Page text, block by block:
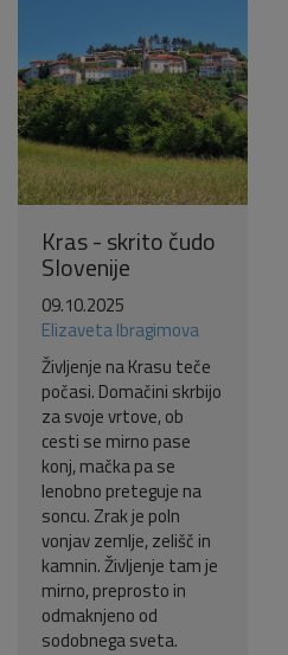
Kras - skrito čudo
Slovenije
09.10.2025
Elizaveta Ibragimova
Življenje na Krasu teče
počasi. Domačini skrbijo
za svoje vrtove, ob
cesti se mirno pase
konj, mačka pa se
lenobno preteguje na
soncu. Zrak je poln
vonjav zemlje, zelišč in
kamnin. Življenje tam je
mirno, preprosto in
odmaknjeno od
sodobnega sveta.